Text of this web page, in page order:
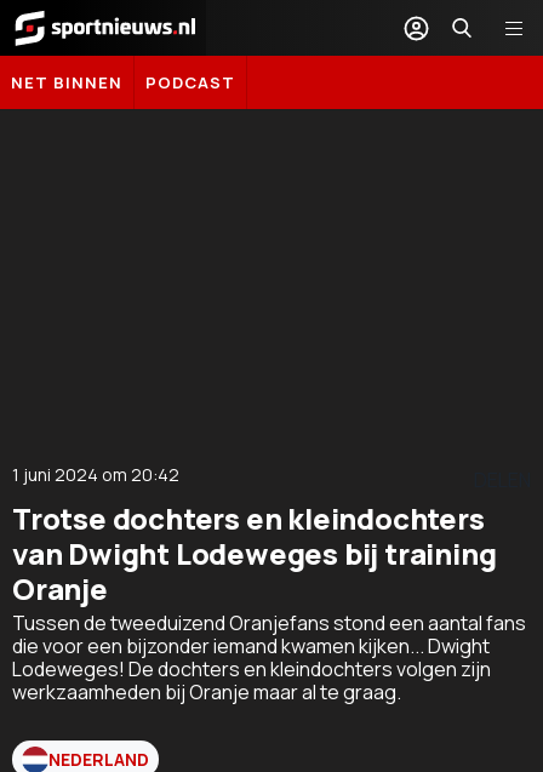
Sportnieuws.nl
NET BINNEN PODCAST
1 juni 2024 om 20:42
Trotse dochters en kleindochters
van Dwight Lodeweges bij training
Oranje
Tussen de tweeduizend Oranjefans stond een aantal fans
die voor een bijzonder iemand kwamen kijken... Dwight
Lodeweges! De dochters en kleindochters volgen zijn
werkzaamheden bij Oranje maar al te graag.
NEDERLAND